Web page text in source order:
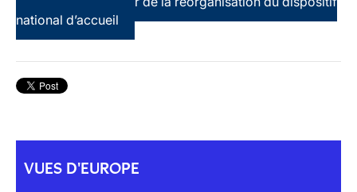
national d’accueil
VUES D'EUROPE